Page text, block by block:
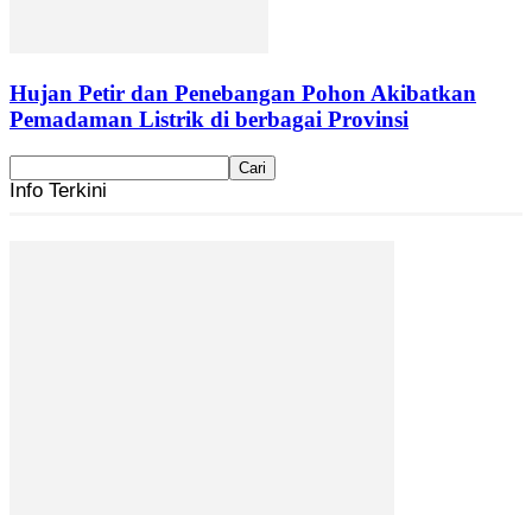
Hujan Petir dan Penebangan Pohon Akibatkan
Pemadaman Listrik di berbagai Provinsi
Info Terkini